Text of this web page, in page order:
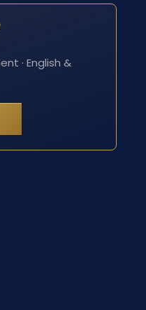
· English &